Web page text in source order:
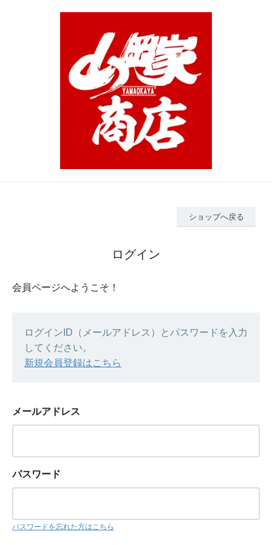
ショップへ戻る
ログイン
会員ページへようこそ！
ログインID（メールアドレス）とパスワードを入力
してください。
新規会員登録はこちら
メールアドレス
パスワード
パスワードを忘れた方はこちら